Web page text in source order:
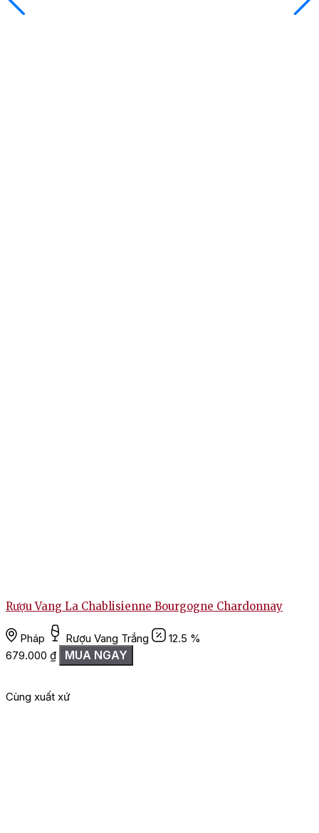
Rượu Vang La Chablisienne Bourgogne Chardonnay
Pháp Rượu Vang Trắng
12.5 %
679.000 ₫ MUA NGAY
Cùng xuất xứ